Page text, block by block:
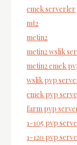
emek serverler
mt2
metin2
metin2 wslik
metin2 emek
wslik pvp
emek pvp
farm pvp
1-105 pvp
1-120 pvp